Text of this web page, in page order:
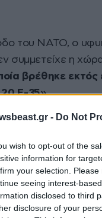
- Do Not
wish to opt-out of the
information for
your selection.
seeing interest-
disclosed to third
disclosure of your
του ΝΑΤΟ, ο
συμμετείχε η
βρέθηκε
20 F-35».
να
πλεόνασμα
παράλληλα.
μπορεί να